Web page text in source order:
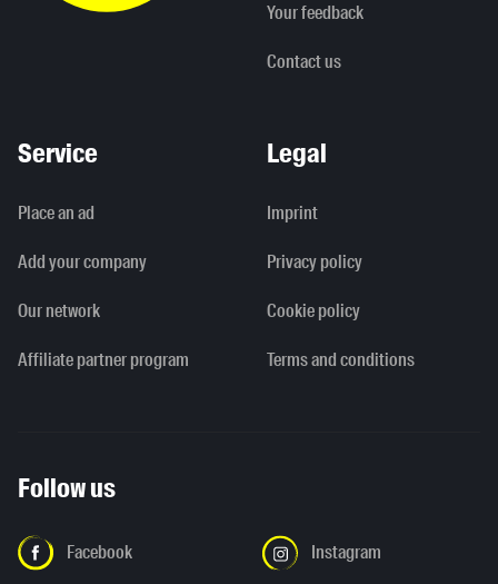
Your feedback
Contact us
Service
Place an ad
Add your company
Our network
Affiliate partner program
Legal
Imprint
Privacy policy
Cookie policy
Terms and conditions
Follow us
Facebook Instagram